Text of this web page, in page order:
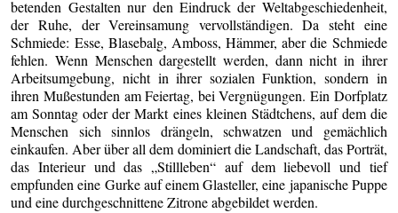
betenden Gestalten nur den Eindruck der Weltabgeschiedenheit,
der Ruhe, der Vereinsamung vervollständigen. Da steht eine
Schmiede: Esse, Blasebalg, Amboss, Hämmer, aber die Schmiede
fehlen. Wenn Menschen dargestellt werden, dann nicht in ihrer
Arbeitsumgebung, nicht in ihrer sozialen Funktion, sondern in
ihren Mußestunden am Feiertag, bei Vergnügungen. Ein Dorfplatz
am Sonntag oder der Markt eines kleinen Städtchens, auf dem die
Menschen sich sinnlos drängeln, schwatzen und gemächlich
einkaufen. Aber über all dem dominiert die Landschaft, das Porträt,
das Interieur und das „Stillleben“ auf dem liebevoll und tief
empfunden eine Gurke auf einem Glasteller, eine japanische Puppe
und eine durchgeschnittene Zitrone abgebildet werden.